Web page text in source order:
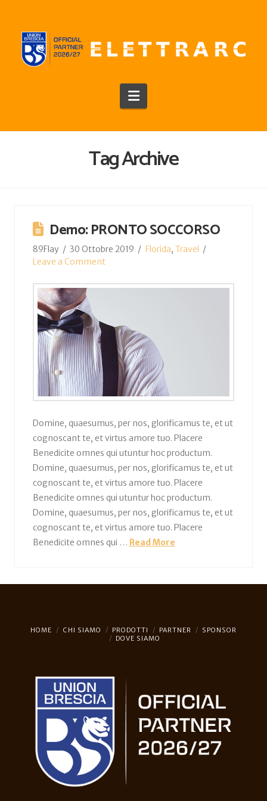
Navigation
Tag Archive
Demo: PRONTO SOCCORSO
89Flay 30 Ottobre 2019 Florida, Travel
Leave a Comment
Domine, quaesumus, per nos, glorificamus te, et ut
cognoscant te, et virtus amore tuo. Placere
Benedicite omnes qui utuntur hoc productum.
Domine, quaesumus, per nos, glorificamus te, et ut
cognoscant te, et virtus amore tuo. Placere
Benedicite omnes qui utuntur hoc productum.
Domine, quaesumus, per nos, glorificamus te, et ut
cognoscant te, et virtus amore tuo. Placere
Benedicite omnes qui … Read More
HOME CHI SIAMO PRODOTTI PARTNER
SPONSOR
DOVE SIAMO